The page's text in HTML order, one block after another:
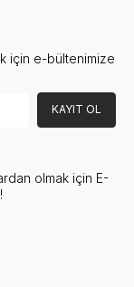
için e-bültenimize
KAYIT OL
olmak için E-